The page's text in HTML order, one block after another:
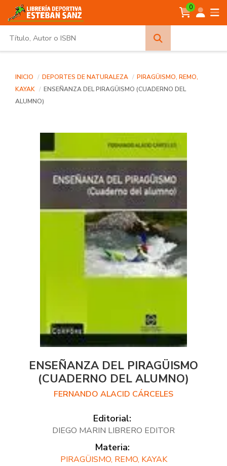
0
INICIO DEPORTES DE NATURALEZA
PIRAGÜISMO, REMO,
KAYAK
ENSEÑANZA DEL PIRAGÜISMO (CUADERNO DEL
ALUMNO)
ENSEÑANZA DEL PIRAGÜISMO
(CUADERNO DEL ALUMNO)
FERNANDO ALACID CÁRCELES
Editorial:
DIEGO MARIN LIBRERO EDITOR
Materia:
PIRAGÜISMO, REMO, KAYAK